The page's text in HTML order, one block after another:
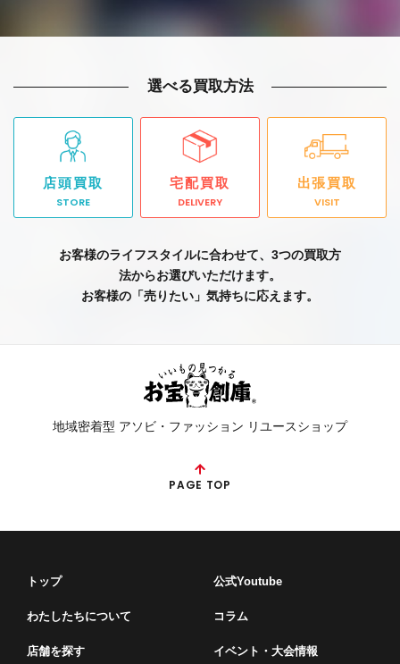
選べる買取方法
店頭買取
STORE
宅配買取
DELIVERY
出張買取
VISIT
お客様のライフスタイルに合わせて、3つの買取方
法からお選びいただけます。
お客様の「売りたい」気持ちに応えます。
地域密着型 アソビ・ファッション リユースショップ
PAGE TOP
トップ
わたしたちについて
店舗を探す
公式Youtube
コラム
イベント・⼤会情報